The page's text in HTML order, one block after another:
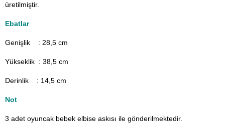
üretilmiştir.
Ebatlar
Genişlik : 28,5 cm
Yükseklik : 38,5 cm
Derinlik : 14,5 cm
Not
3 adet oyuncak bebek elbise askısı ile gönderilmektedir.